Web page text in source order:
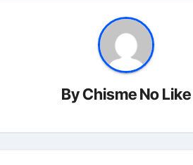
ByChisme No Like